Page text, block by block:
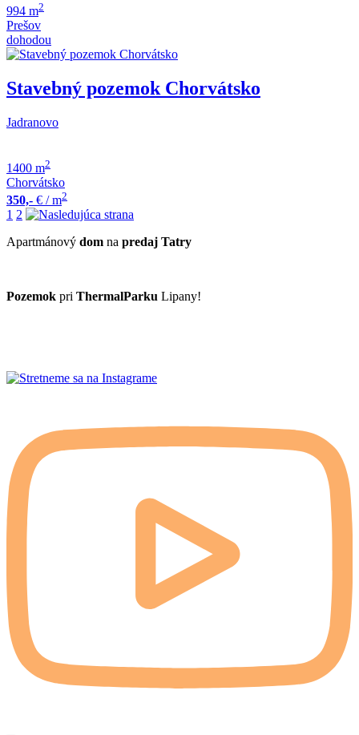
994 m2
Prešov
dohodou
Stavebný pozemok Chorvátsko
Jadranovo
1400 m2
Chorvátsko
350,- € / m2
1 2
Apartmánový dom na predaj Tatry
Pozemok pri ThermalParku Lipany!